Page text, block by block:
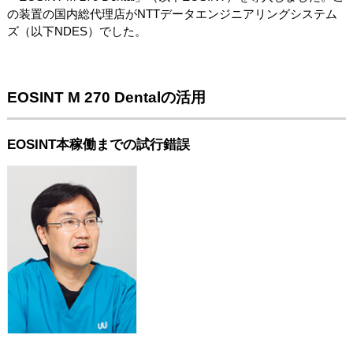
の装置の国内総代理店がNTTデータエンジニアリングシステム
ズ（以下NDES）でした。
EOSINT M 270 Dentalの活用
EOSINT本稼働までの試行錯誤